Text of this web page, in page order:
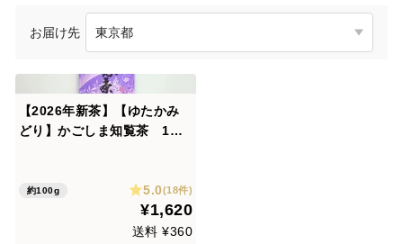
お届け先
【2026年新茶】【ゆたかみ
どり】かごしま知覧茶 1袋1
茶 日本茶 深蒸し茶
約100g 5.0(18件)
¥1,620
送料 ¥360